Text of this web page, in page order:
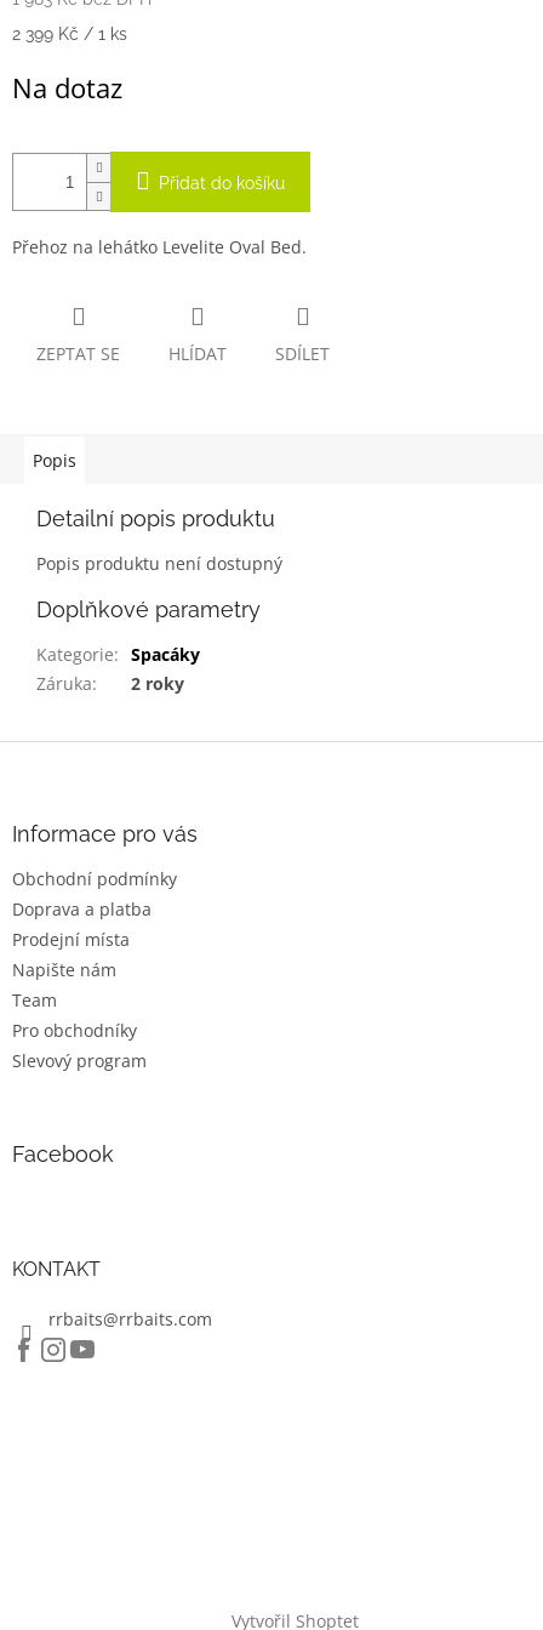
Měrná
2 399 Kč / 1 ks
Na dotaz
Přidat do košíku
Přehoz na lehátko Levelite Oval Bed.
ZEPTAT SE HLÍDAT SDÍLET
Popis
Detailní popis produktu
Popis produktu není dostupný
Doplňkové parametry
Kategorie: Spacáky
Záruka: 2 roky
Informace pro vás
Obchodní podmínky
Doprava a platba
Prodejní místa
Napište nám
Team
Pro obchodníky
Slevový program
Facebook
KONTAKT
rrbaits@rrbaits.com
Vytvořil Shoptet